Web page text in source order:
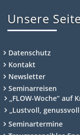
Unsere
Datenschutz
Kontakt
Newsletter
Seminarreisen
„FLOW-Woche“ auf
„Lustvoll,
Seminartermine